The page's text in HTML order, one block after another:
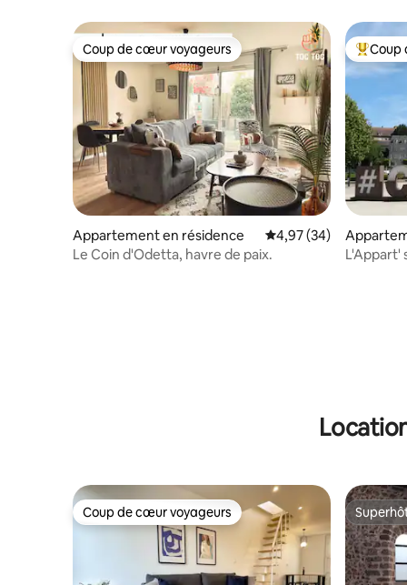
Coup de cœur voyageurs
Coup de cœur voyageurs
Appartement en résidence Évaluation moyenne
4,97 (34)
Le Coin d'Odetta, havre de paix.
Coups
Coup
L'Appart'
Coup de cœur voyageurs
Coup de cœur voyageurs